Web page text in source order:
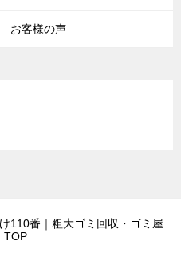
お客様の声
110番｜粗大ゴミ回収・ゴミ屋
TOP